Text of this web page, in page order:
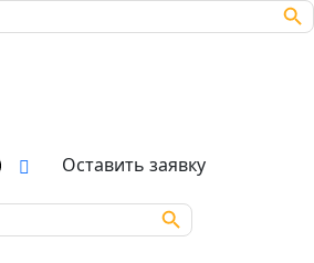
Search Button
Оставить заявку